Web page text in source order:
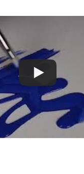
Netherlands
Inc